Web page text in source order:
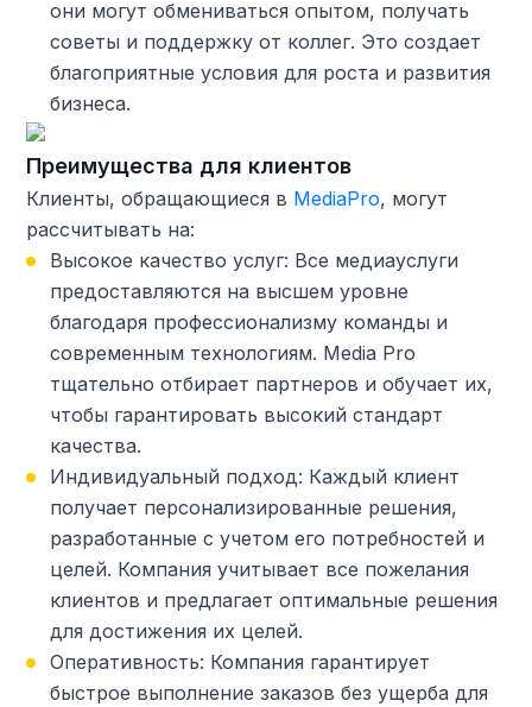
они могут обмениваться опытом, получать
советы и поддержку от коллег. Это создает
благоприятные условия для роста и развития
бизнеса.
Преимущества для клиентов
Клиенты, обращающиеся в MediaPro, могут
рассчитывать на:
Высокое качество услуг: Все медиауслуги
предоставляются на высшем уровне
благодаря профессионализму команды и
современным технологиям. Media Pro
тщательно отбирает партнеров и обучает их,
чтобы гарантировать высокий стандарт
качества.
Индивидуальный подход: Каждый клиент
получает персонализированные решения,
разработанные с учетом его потребностей и
целей. Компания учитывает все пожелания
клиентов и предлагает оптимальные решения
для достижения их целей.
Оперативность: Компания гарантирует
быстрое выполнение заказов без ущерба для